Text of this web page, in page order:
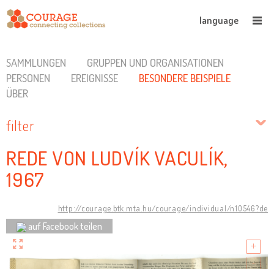
language
SAMMLUNGEN
GRUPPEN UND ORGANISATIONEN
PERSONEN
EREIGNISSE
BESONDERE BEISPIELE
ÜBER
filter
REDE VON LUDVÍK VACULÍK,
1967
http://courage.btk.mta.hu/courage/individual/n10546?de
auf Facebook teilen